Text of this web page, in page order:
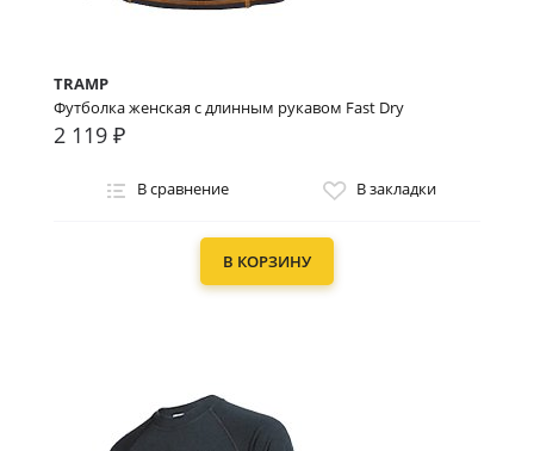
TRAMP
Футболка женская с длинным рукавом Fast Dry
2 119 ₽
В сравнение В закладки
В КОРЗИНУ